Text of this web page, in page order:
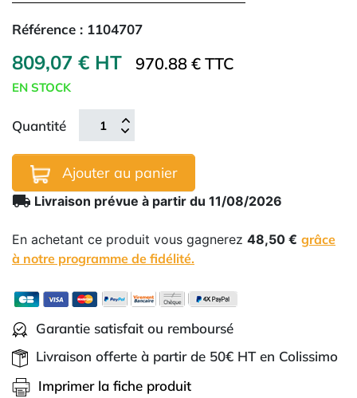
Référence : 1104707
809,07 € HT 970.88 € TTC
EN STOCK
Quantité
Ajouter au panier
local_shipping Livraison prévue à partir du 11/08/2026
En achetant ce produit vous gagnerez 48,50 € grâce
à notre programme de fidélité.
Garantie satisfait ou remboursé
Livraison offerte à partir de 50€ HT en Colissimo
Imprimer la fiche produit